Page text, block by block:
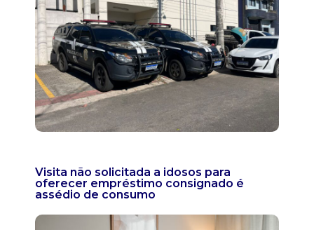
Visita não solicitada a idosos para
oferecer empréstimo consignado é
assédio de consumo